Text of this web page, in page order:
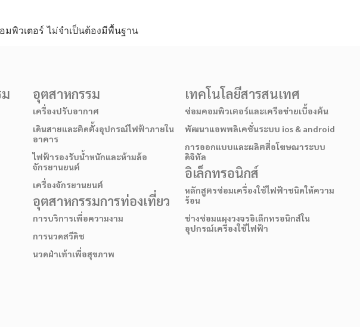
พิวเตอร์ ไม่จำเป็นต้องมีพื้นฐาน
อุตสาหกรรม
เครื่องปรับอากาศ
เดินสายและติดตั้งอุปกรณ์ไฟฟ้าภายใน
อาคาร
ไฟฟ้ารองรับน้ำหนักและห้ามล้อ
จักรยานยนต์
เครื่องจักรยานยนต์
อุตสาหกรรมการท่องเที่ยว
การบริการเพื่อความงาม
การนวดสวีดิช
นวดฝ่าเท้าเพื่อสุขภาพ
เทคโนโลยีสารสนเทศ
ซ่อมคอมพิวเตอร์และเครือข่ายเบื้องต้น
พัฒนาแอพพลิเคชั่นระบบ ios & android
การออกแบบและผลิตสื่อโฆษณาระบบ
ดิจิทัล
อิเล็กทรอนิกส์
หลักสูตรซ่อมเครื่องใช้ไฟฟ้าชนิดให้ความ
ร้อน
ช่างซ่อมแผงวงจรอิเล็กทรอนิกส์ใน
อุปกรณ์เครื่องใช้ไฟฟ้า